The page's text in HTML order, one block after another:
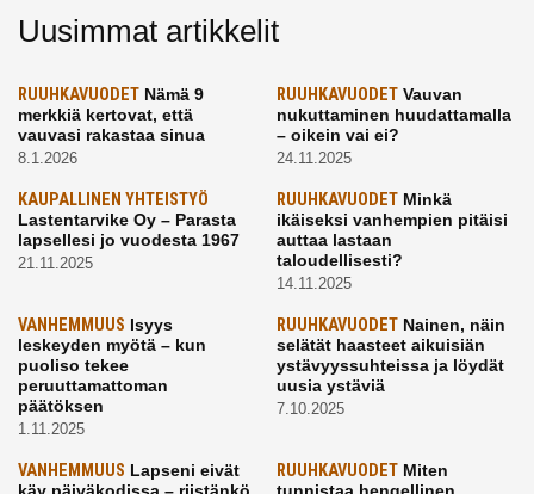
Uusimmat artikkelit
RUUHKAVUODET Nämä 9
merkkiä kertovat, että
vauvasi rakastaa sinua
8.1.2026
RUUHKAVUODETVauvan
nukuttaminen huudattamalla
– oikein vai ei?
24.11.2025
KAUPALLINEN YHTEISTYÖ
Lastentarvike Oy – Parasta
lapsellesi jo vuodesta 1967
21.11.2025
RUUHKAVUODETMinkä
ikäiseksi vanhempien pitäisi
auttaa lastaan
taloudellisesti?
14.11.2025
VANHEMMUUS Isyys
leskeyden myötä – kun
puoliso tekee
peruuttamattoman
päätöksen
1.11.2025
RUUHKAVUODETNainen, näin
selätät haasteet aikuisiän
ystävyyssuhteissa ja löydät
uusia ystäviä
7.10.2025
VANHEMMUUS Lapseni eivät
RUUHKAVUODETMiten